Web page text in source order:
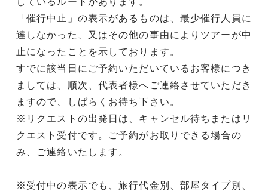
「催行中止」の表示があるものは、最少催行人員に
達しなかった、又はその他の事由によりツアーが中
止になったことを示しております。
すでに該当日にご予約いただいているお客様につき
ましては、順次、代表者様へご連絡させていただき
ますので、しばらくお待ち下さい。
※リクエストの出発日は、キャンセル待ちまたはリ
クエスト受付です。ご予約がお取りできる場合の
み、ご連絡いたします。
※受付中の表示でも、旅行代金別、部屋タイプ別、